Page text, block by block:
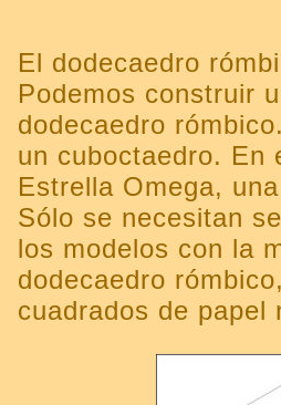
El dodecaedro
Podemos construir
dodecaedro
un cuboctaedro. En
Estrella Omega,
Sólo se necesitan
los modelos con la
dodecaedro
cuadrados de papel